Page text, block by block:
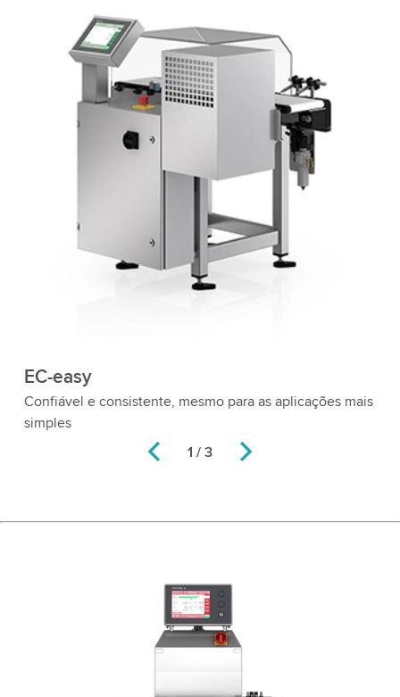
1 / 3
EC-easy
Confiável e consistente, mesmo para as aplicações mais
simples